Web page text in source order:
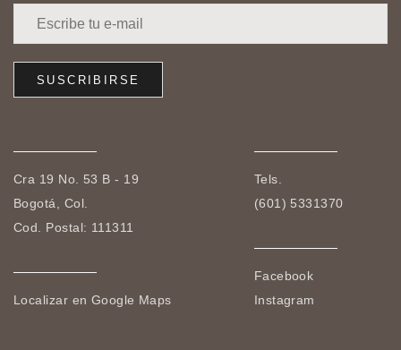
Cra 19 No. 53 B - 19
Bogotá, Col.
Cod. Postal: 111311
Localizar en Google Maps
Tels.
(601) 5331370
Facebook
Instagram